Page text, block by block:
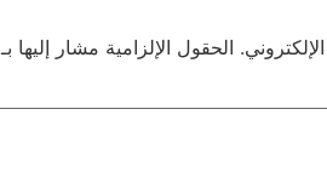
الحقول الإلزامية مشار إليها بـ